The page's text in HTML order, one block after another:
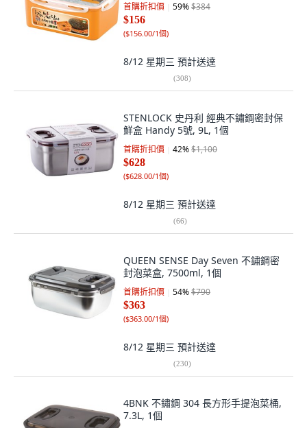
首購折扣價 59%$384
$156
($156.00/1個)
8/12 星期三 預計送達
(308)
STENLOCK 史丹利 經典不鏽鋼密封保
鮮盒 Handy 5號, 9L, 1個
首購折扣價 42%$1,100
$628
($628.00/1個)
8/12 星期三 預計送達
(66)
QUEEN SENSE Day Seven 不鏽鋼密
封泡菜盒, 7500ml, 1個
首購折扣價 54%$790
$363
($363.00/1個)
8/12 星期三 預計送達
(230)
4BNK 不鏽鋼 304 長方形手提泡菜桶,
7.3L, 1個